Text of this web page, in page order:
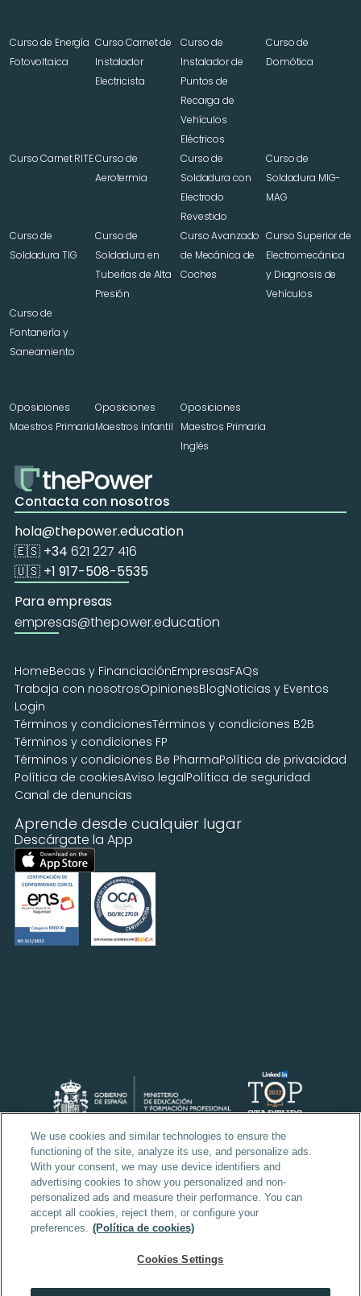
Curso de Energía
Fotovoltaica
Curso Carnet de
Instalador
Electricista
Curso de
Instalador de
Puntos de
Recarga de
Vehículos
Eléctricos
Curso de
Domótica
Curso Carnet RITECurso de
Aerotermia
Curso de
Soldadura con
Electrodo
Revestido
Curso de
Soldadura MIG-
MAG
Curso de
Soldadura TIG
Curso de
Soldadura en
Tuberías de Alta
Presión
Curso Avanzado
de Mecánica de
Coches
Curso Superior de
Electromecánica
y Diagnosis de
Vehículos
Curso de
Fontanería y
Saneamiento
Oposiciones
Maestros Primaria
Oposiciones
Maestros Infantil
Oposiciones
Maestros Primaria
Inglés
Contacta con nosotros
hola@thepower.education
🇪🇸 +34 621 227 416
🇺🇸 +1 917-508-5535
Para empresas
empresas@thepower.education
HomeBecas y FinanciaciónEmpresasFAQs
Trabaja con nosotrosOpinionesBlogNoticias y Eventos
Login
Términos y condicionesTérminos y condiciones B2B
Términos y condiciones FP
Términos y condiciones Be PharmaPolítica de privacidad
Política de cookiesAviso legalPolítica de seguridad
Canal de denuncias
Aprende desde cualquier lugar
Descárgate la App
We use cookies and similar technologies to ensure the
functioning of the site, analyze its use, and personalize ads.
With your consent, we may use device identifiers and
advertising cookies to show you personalized and non-
personalized ads and measure their performance. You can
accept all cookies, reject them, or configure your
preferences. (Política de cookies)
Cookies Settings